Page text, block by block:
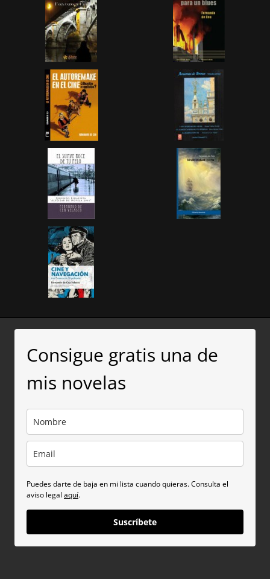
Consigue gratis una de
mis novelas
Puedes darte de baja en mi lista cuando quieras. Consulta el
aviso legal aquí.
Suscríbete